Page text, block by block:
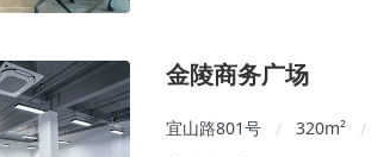
金陵商务广场
宜山路801号 / 320m²
/